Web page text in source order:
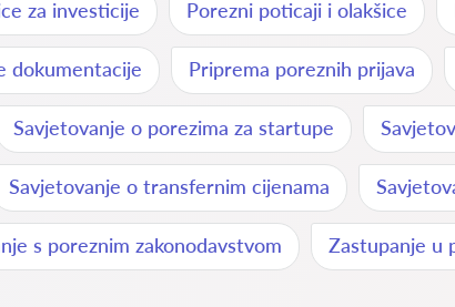
za investicije Porezni poticaji i olakšice
dokumentacije Priprema poreznih prijava
Savjetovanje o porezima za startupe
Savjetovanje o transfernim cijenama
s poreznim zakonodavstvom Zastupanje u